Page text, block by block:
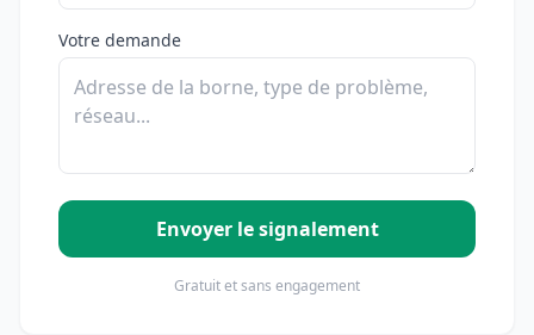
Votre demande
Envoyer le signalement
Gratuit et sans engagement